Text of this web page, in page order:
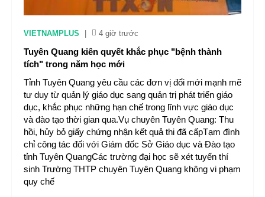
VIETNAMPLUS 4 giờ trước
Tuyên Quang kiên quyết khắc phục "bệnh thành
tích" trong năm học mới
Tỉnh Tuyên Quang yêu cầu các đơn vị đổi mới mạnh mẽ
tư duy từ quản lý giáo dục sang quản trị phát triển giáo
dục, khắc phục những hạn chế trong lĩnh vực giáo dục
và đào tạo thời gian qua.Vụ chuyên Tuyên Quang: Thu
hồi, hủy bỏ giấy chứng nhận kết quả thi đã cấpTạm đình
chỉ công tác đối với Giám đốc Sở Giáo dục và Đào tạo
tỉnh Tuyên QuangCác trường đại học sẽ xét tuyển thí
sinh Trường THTP chuyên Tuyên Quang không vi phạm
quy chế